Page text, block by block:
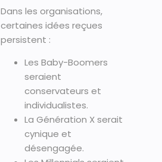
Dans les organisations,
certaines idées reçues
persistent :
Les Baby-Boomers
seraient
conservateurs et
individualistes.
La Génération X serait
cynique et
désengagée.